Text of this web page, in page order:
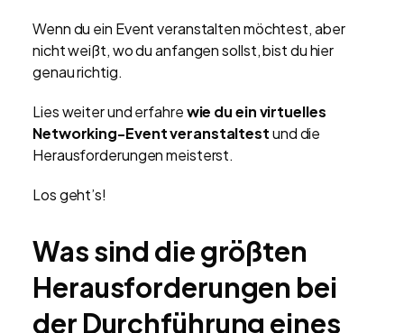
Wenn du ein Event veranstalten möchtest, aber
nicht weißt, wo du anfangen sollst, bist du hier
genau richtig.
Lies weiter und erfahrewie du ein virtuelles
Networking-Event veranstaltestund die
Herausforderungen meisterst.
Los geht’s!
Was sind die größten
Herausforderungen bei
der Durchführung eines